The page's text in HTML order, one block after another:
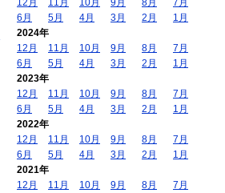
6月
5月 4月 3月 2月
1月
2024年
12月
11月 10月 9月 8月
7月
6月
5月 4月 3月 2月
1月
2023年
12月
11月 10月 9月 8月
7月
6月
5月 4月 3月 2月
1月
2022年
12月
11月 10月 9月 8月
7月
6月
5月 4月 3月 2月
1月
2021年
12月
11月 10月 9月 8月
7月